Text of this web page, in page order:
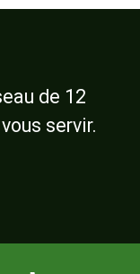
de 12
servir.